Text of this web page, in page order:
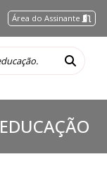
Área do Assinante